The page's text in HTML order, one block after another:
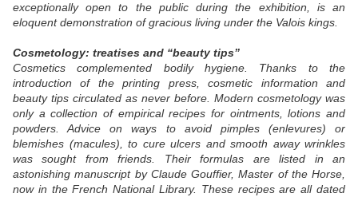
exceptionally open to the public during the exhibition, is an
eloquent demonstration of gracious living under the Valois kings.
Cosmetology: treatises and “beauty tips”
Cosmetics complemented bodily hygiene. Thanks to the
introduction of the printing press, cosmetic information and
beauty tips circulated as never before. Modern cosmetology was
only a collection of empirical recipes for ointments, lotions and
powders. Advice on ways to avoid pimples (enlevures) or
blemishes (macules), to cure ulcers and smooth away wrinkles
was sought from friends. Their formulas are listed in an
astonishing manuscript by Claude Gouffier, Master of the Horse,
now in the French National Library. These recipes are all dated